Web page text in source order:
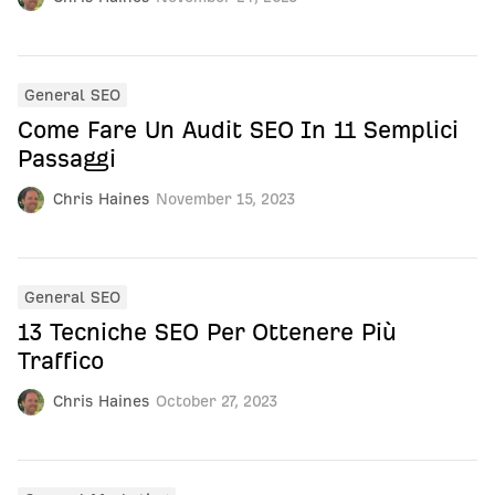
Chris Haines November 15, 2023
General SEO
Come Fare Un Audit SEO In 11 Semplici
Passaggi
Chris Haines October 27, 2023
General SEO
13 Tecniche SEO Per Ottenere Più
Traffico